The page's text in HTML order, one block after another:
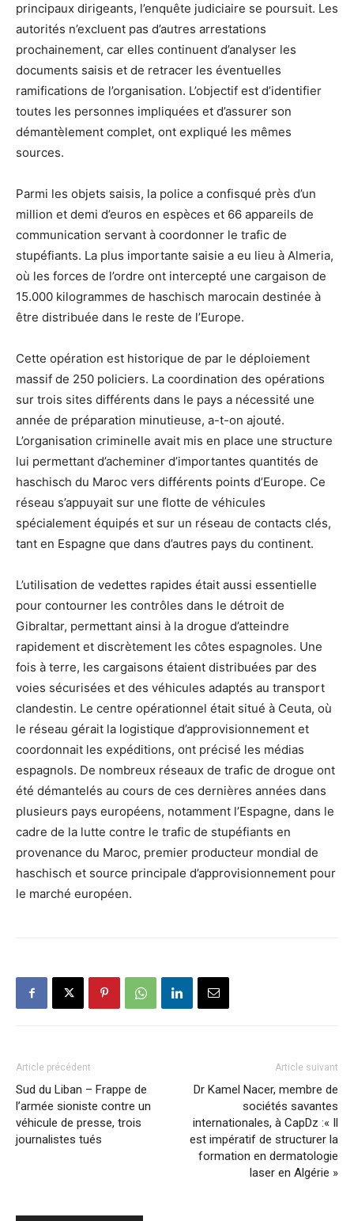
principaux dirigeants, l’enquête judiciaire se poursuit. Les
autorités n’excluent pas d’autres arrestations
prochainement, car elles continuent d’analyser les
documents saisis et de retracer les éventuelles
ramifications de l’organisation. L’objectif est d’identifier
toutes les personnes impliquées et d’assurer son
démantèlement complet, ont expliqué les mêmes
sources.
Parmi les objets saisis, la police a confisqué près d’un
million et demi d’euros en espèces et 66 appareils de
communication servant à coordonner le trafic de
stupéfiants. La plus importante saisie a eu lieu à Almeria,
où les forces de l’ordre ont intercepté une cargaison de
15.000 kilogrammes de haschisch marocain destinée à
être distribuée dans le reste de l’Europe.
Cette opération est historique de par le déploiement
massif de 250 policiers. La coordination des opérations
sur trois sites différents dans le pays a nécessité une
année de préparation minutieuse, a-t-on ajouté.
L’organisation criminelle avait mis en place une structure
lui permettant d’acheminer d’importantes quantités de
haschisch du Maroc vers différents points d’Europe. Ce
réseau s’appuyait sur une flotte de véhicules
spécialement équipés et sur un réseau de contacts clés,
tant en Espagne que dans d’autres pays du continent.
L’utilisation de vedettes rapides était aussi essentielle
pour contourner les contrôles dans le détroit de
Gibraltar, permettant ainsi à la drogue d’atteindre
rapidement et discrètement les côtes espagnoles. Une
fois à terre, les cargaisons étaient distribuées par des
voies sécurisées et des véhicules adaptés au transport
clandestin. Le centre opérationnel était situé à Ceuta, où
le réseau gérait la logistique d’approvisionnement et
coordonnait les expéditions, ont précisé les médias
espagnols. De nombreux réseaux de trafic de drogue ont
été démantelés au cours de ces dernières années dans
plusieurs pays européens, notamment l’Espagne, dans le
cadre de la lutte contre le trafic de stupéfiants en
provenance du Maroc, premier producteur mondial de
haschisch et source principale d’approvisionnement pour
le marché européen.
Article précédent
Sud du Liban – Frappe de
l’armée sioniste contre un
véhicule de presse, trois
journalistes tués
Article suivant
Dr Kamel Nacer, membre de
sociétés savantes
internationales, à CapDz :« Il
est impératif de structurer la
formation en dermatologie
laser en Algérie »